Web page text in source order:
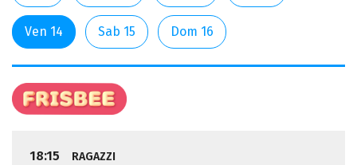
Ven 14 Sab 15 Dom 16
18:15 RAGAZZI